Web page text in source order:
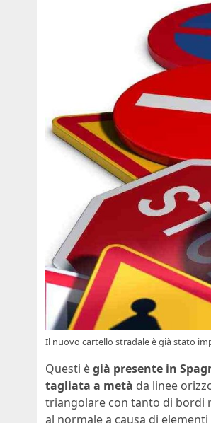
Il nuovo cartello stradale è già stato
Questi ègià presente in
tagliata a metà da linee
triangolare con tanto di bordi
al normale a causa di